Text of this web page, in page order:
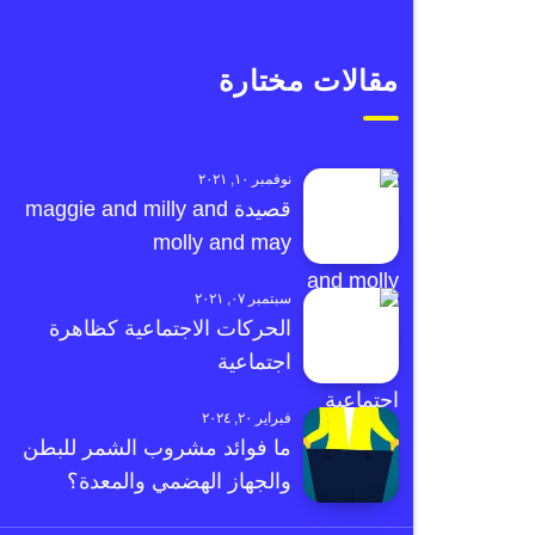
مقالات مختارة
نوفمبر ١٠, ٢٠٢١
قصيدة maggie and milly and
molly and may
سبتمبر ٠٧, ٢٠٢١
الحركات الاجتماعية كظاهرة
اجتماعية
فبراير ٢٠, ٢٠٢٤
ما فوائد مشروب الشمر للبطن
والجهاز الهضمي والمعدة؟